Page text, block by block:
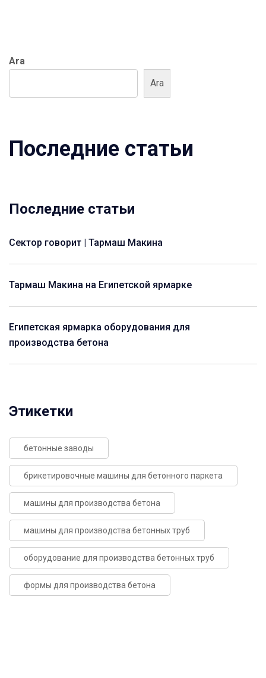
Ara
Ara
Последние статьи
Последние статьи
Сектор говорит | Тармаш Макина
Тармаш Макина на Египетской ярмарке
Египетская ярмарка оборудования для
производства бетона
Этикетки
бетонные заводы
брикетировочные машины для бетонного паркета
машины для производства бетона
машины для производства бетонных труб
оборудование для производства бетонных труб
формы для производства бетона